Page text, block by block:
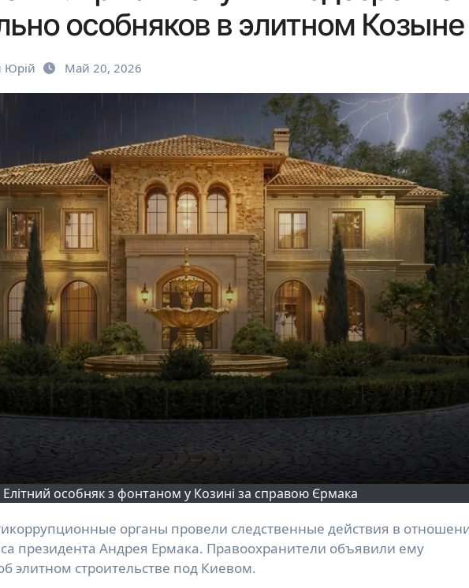
особняков в элитном Козыне
Юрій Май 20, 2026
Елітний особняк з фонтаном у Козині за справою Єрмака
президента Андрея Ермака. Правоохранители объявили ему
элитном строительстве под Киевом.